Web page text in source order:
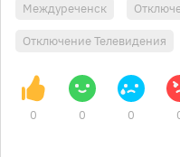
Междуреченск
Отключение Телевидения
0 0 0